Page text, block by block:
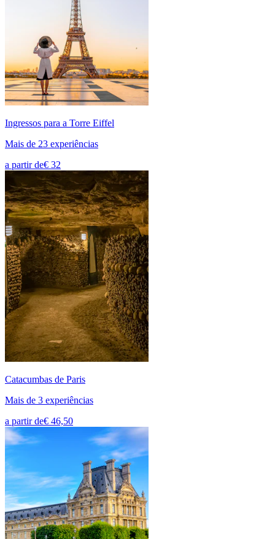
Ingressos para a Torre Eiffel
Mais de 23 experiências
a partir de€ 32
Catacumbas de Paris
Mais de 3 experiências
a partir de€ 46,50